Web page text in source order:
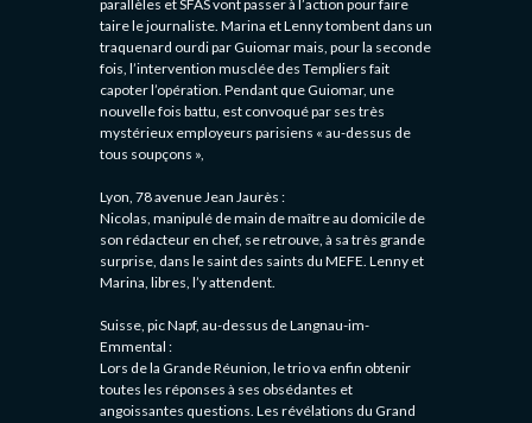
parallèles et SFAS vont passer à l’action pour faire
taire le journaliste. Marina et Lenny tombent dans un
traquenard ourdi par Guiomar mais, pour la seconde
fois, l’intervention musclée des Templiers fait
capoter l’opération. Pendant que Guiomar, une
nouvelle fois battu, est convoqué par ses très
mystérieux employeurs parisiens « au-dessus de
tous soupçons »,
Lyon, 78 avenue Jean Jaurès :
Nicolas, manipulé de main de maître au domicile de
son rédacteur en chef, se retrouve, à sa très grande
surprise, dans le saint des saints du MEFE. Lenny et
Marina, libres, l’y attendent.
Suisse, pic Napf, au-dessus de Langnau-im-
Emmental :
Lors de la Grande Réunion, le trio va enfin obtenir
toutes les réponses à ses obsédantes et
angoissantes questions. Les révélations du Grand